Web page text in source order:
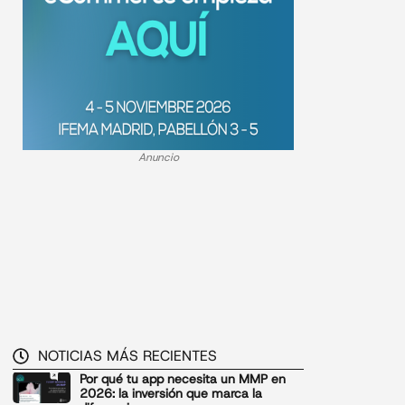
Anuncio
NOTICIAS MÁS RECIENTES
Por qué tu app necesita un MMP en
2026: la inversión que marca la